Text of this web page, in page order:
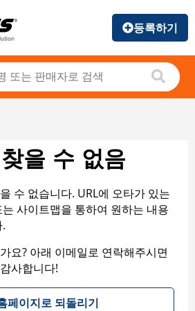
등록하기
을 수 없음
수 없습니다. URL에 오타가 있는
사이트맵을 통하여 원하는 내용
요? 아래 이메일로 연락해주시면
사합니다!
페이지로 되돌리기